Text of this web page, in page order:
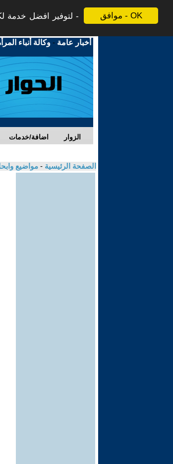
موافق - OK
لتوفير افضل خدمة
أخبار عامة -وكالة أنباء
اضافة/خدمات الزوار
الصفحة الرئيسية - مواضيع